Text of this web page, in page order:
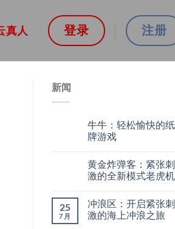
真人 登录 注册
新闻
牛牛：轻松愉快的纸
牌游戏
黄金炸弹客：紧张刺
激的全新模式老虎机
25
7 月
冲浪区：开启紧张刺
激的海上冲浪之旅